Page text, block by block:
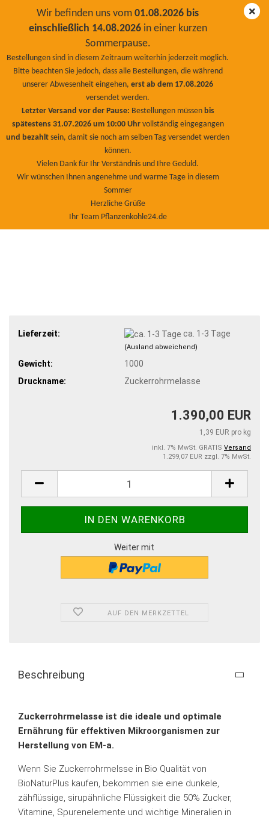
Wir befinden uns vom 01.08.2026 bis
einschließlich 14.08.2026in einer kurzen
Sommerpause.
Bestellungen sind in diesem Zeitraum weiterhin jederzeit möglich.
Bitte beachten Sie jedoch, dass alle Bestellungen, die während
unserer Abwesenheit eingehen, erst ab dem 17.08.2026
versendet werden.
Letzter Versand vor der Pause: Bestellungen müssen bis
spätestens 31.07.2026 um 10:00 Uhrvollständig eingegangen
und bezahlt sein, damit sie noch am selben Tag versendet werden
können.
Vielen Dank für Ihr Verständnis und Ihre Geduld.
Wir wünschen Ihnen angenehme und warme Tage in diesem
Sommer
Herzliche Grüße
Ihr Team Pflanzenkohle24.de
Zuckerrohrmelasse 1000 Kg
BioNaturPlus
Lieferzeit: ca. 1-3 Tage
(Ausland abweichend)
Gewicht:
1000
Druckname:
Zuckerrohrmelasse
1.390,00 EUR
1,39 EUR pro kg
inkl. 7% MwSt. GRATIS Versand
1.299,07 EUR zzgl. 7% MwSt.
Weiter mit
AUF DEN MERKZETTEL
Beschreibung
Zuckerrohrmelasse ist die ideale und optimale
Ernährung für effektiven Mikroorganismen zur
Herstellung von EM-a.
Wenn Sie Zuckerrohrmelsse in Bio Qualität von
BioNaturPlus kaufen, bekommen sie eine dunkele,
zähflüssige, sirupähnliche Flüssigkeit die 50% Zucker,
Vitamine, Spurenelemente und wichtige Mineralien in